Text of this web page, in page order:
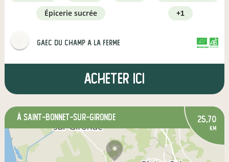
épicerie sucrée
+1
gaec du champ a la ferme
Acheter ici
à Saint-Bonnet-sur-Gironde 25,70
km